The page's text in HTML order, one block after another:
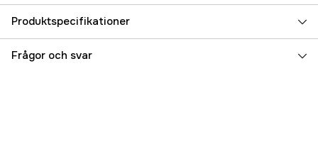
Produktspecifikationer
Referensnummer 5000024662
Frågor och svar